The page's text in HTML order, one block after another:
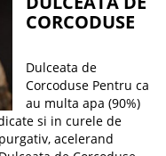
CORCODUSE
Dulceata de
Corcoduse Pentru ca
au multa apa (90%)
si in curele de
acelerand